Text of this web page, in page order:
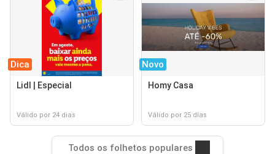
Dica
Lidl | Especial
Válido por 24 dias
Novo
Homy Casa
Válido por 25 dias
Todos os folhetos populares